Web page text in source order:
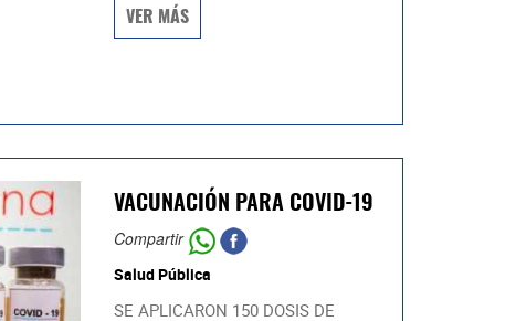
VER MÁS
VACUNACIÓN PARA COVID-19
Compartir
Salud Pública
SE APLICARON 150 DOSIS DE